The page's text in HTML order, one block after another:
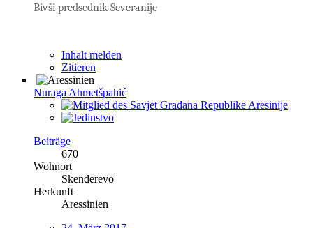
Bivši predsednik Severanije
Inhalt melden
Zitieren
Nuraga Ahmetšpahić
Beiträge
670
Wohnort
Skenderevo
Herkunft
Aressinien